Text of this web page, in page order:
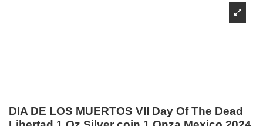
DIA DE LOS MUERTOS VII Day Of The Dead